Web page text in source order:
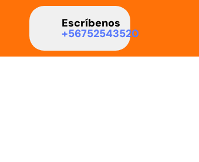
Escríbenos
+56752543520